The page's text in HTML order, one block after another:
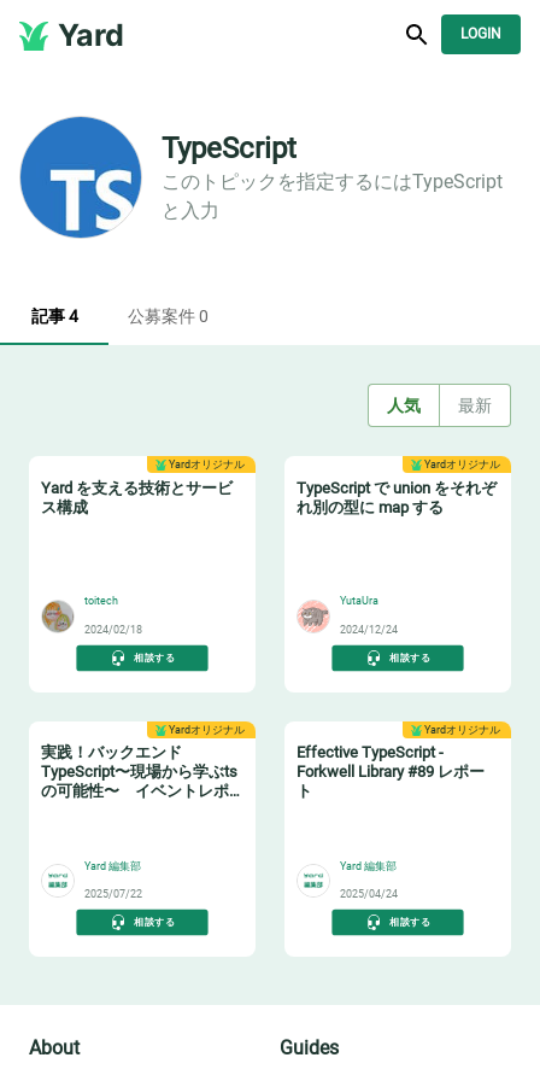
Yard LOGIN
TypeScript
このトピックを指定するにはTypeScript
と入力
記事 4 公募案件 0
人気 最新
Yardオリジナル
Yard を支える技術とサービ
ス構成
toitech
2024/02/18
相談する
Yardオリジナル
TypeScript で union をそれぞ
れ別の型に map する
YutaUra
2024/12/24
相談する
Yardオリジナル
実践！バックエンド
TypeScript〜現場から学ぶts
の可能性〜 イベントレポ
Yard 編集部
2025/07/22
相談する
Yardオリジナル
Effective TypeScript -
Forkwell Library #89 レポー
ト
Yard 編集部
2025/04/24
相談する
About Guides